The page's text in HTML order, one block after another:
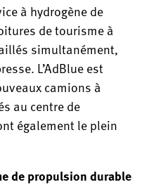
à hydrogène de
de tourisme à
simultanément,
L’AdBlue est
camions à
au centre de
également le plein
de propulsion durable